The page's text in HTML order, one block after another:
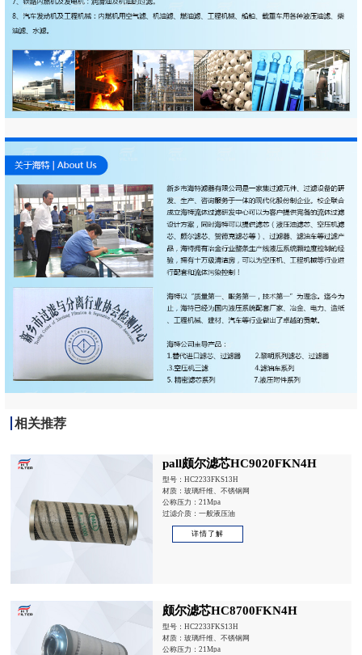
相关推荐
pall颇尔滤芯HC9020FKN4H
型号：HC2233FKS13H
材质：玻璃纤维、不锈钢网
公称压力：21Mpa
过滤介质：一般液压油
详情了解
颇尔滤芯HC8700FKN4H
型号：HC2233FKS13H
材质：玻璃纤维、不锈钢网
公称压力：21Mpa